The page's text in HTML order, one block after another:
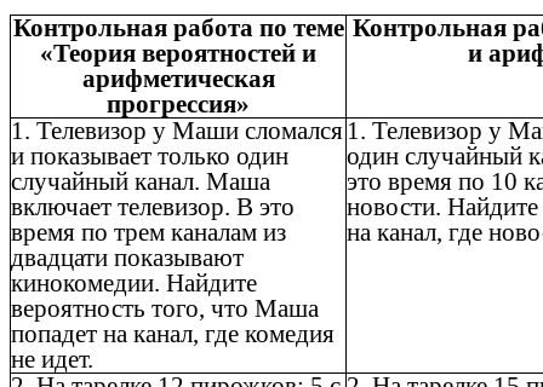
Контрольная работа по теме
«Теория вероятностей и
арифметическая
прогрессия»
Контрольная
и
1. Телевизор у Маши сломался
и показывает только один
случайный канал. Маша
включает телевизор. В это
время по трем каналам из
двадцати показывают
кинокомедии. Найдите
вероятность того, что Маша
попадет на канал, где комедия
не идет.
1. Телевизор у
один случайный
это время по 10
новости.
на канал, где